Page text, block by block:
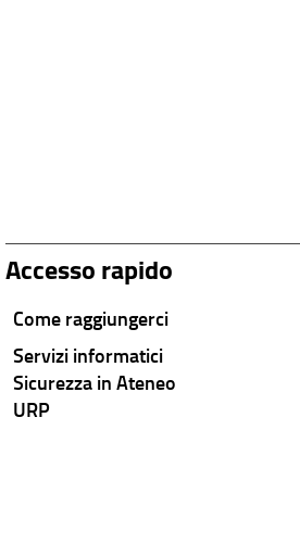
Accesso rapido
Come raggiungerci
Servizi informatici
Sicurezza in Ateneo
URP